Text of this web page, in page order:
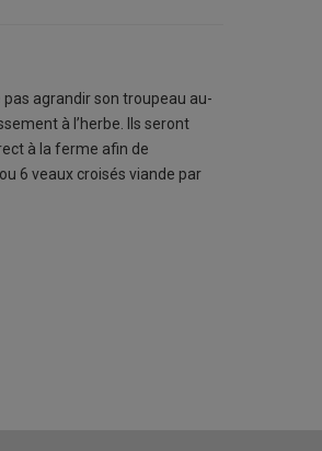
agrandir son troupeau au-
à l’herbe. Ils seront
à la ferme afin de
6 veaux croisés viande par